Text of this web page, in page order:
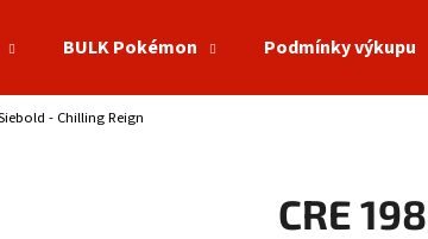
BULK Pokémon Podmínky výkupu
- Chilling Reign
CRE
Co potřebujete najít?
HLEDAT